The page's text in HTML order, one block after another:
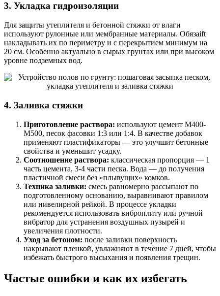
3. Укладка гидроизоляции
Для защиты утеплителя и бетонной стяжки от влаги
используют рулонные или мембранные материалы. Обязаift
накладывать их по периметру и с перекрытием минимум на
20 см. Особенно актуально в сырых грунтах или при высоком
уровне подземных вод.
4. Заливка стяжки
Приготовление раствора: используют цемент М400-
М500, песок фасовки 1:3 или 1:4. В качестве добавок
применяют пластификаторы — это улучшит бетонные
свойства и уменьшит усадку.
Соотношение раствора: классическая пропорция — 1
часть цемента, 3-4 части песка. Вода — до получения
пластичной смеси без «плывущих» комков.
Техника заливки: смесь равномерно рассыпают по
подготовленному основанию, выравнивают правилом
или нивелирной рейкой. В процессе укладки
рекомендуется использовать виброплиту или ручной
вибратор для устранения воздушных пузырей и
увеличения плотности.
Уход за бетоном: после заливки поверхность
накрывают пленкой, увлажняют в течение 7 дней, чтобы
избежать быстрого высыхания и появления трещин.
Частые ошибки и как их избегать